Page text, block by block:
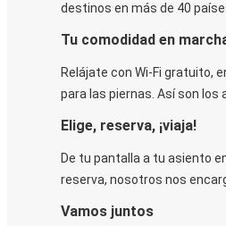
destinos en más de 40
Tu comodidad en
Relájate con Wi-Fi gratuito,
para las piernas. Así son los
Elige, reserva, ¡viaja!
De tu pantalla a tu asiento
reserva, nosotros nos
Vamos juntos